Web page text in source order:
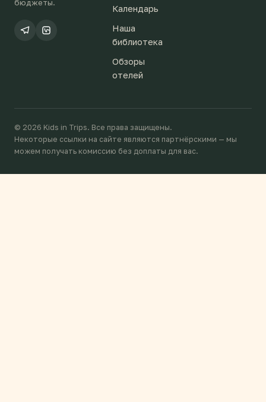
бюджеты.
Календарь
Наша
библиотека
Обзоры
отелей
© 2026 Kids in Trips. Все права защищены.
Некоторые ссылки на сайте являются партнёрскими — мы
можем получать комиссию без доплаты для вас.